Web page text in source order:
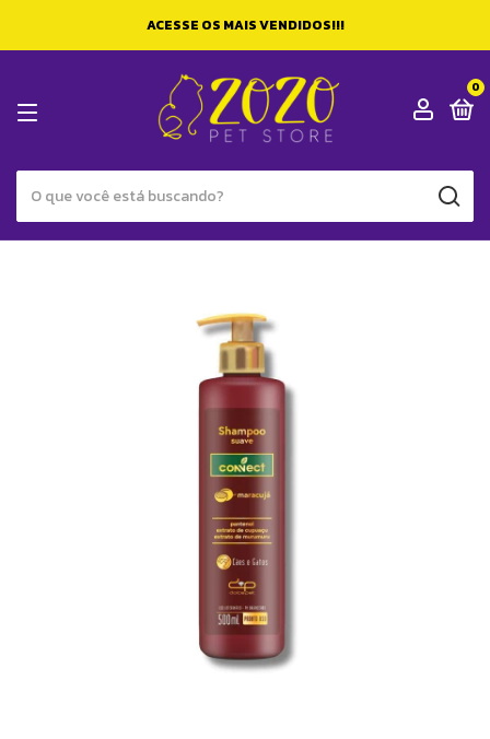
ACESSE OS MAIS VENDIDOS!!!
0